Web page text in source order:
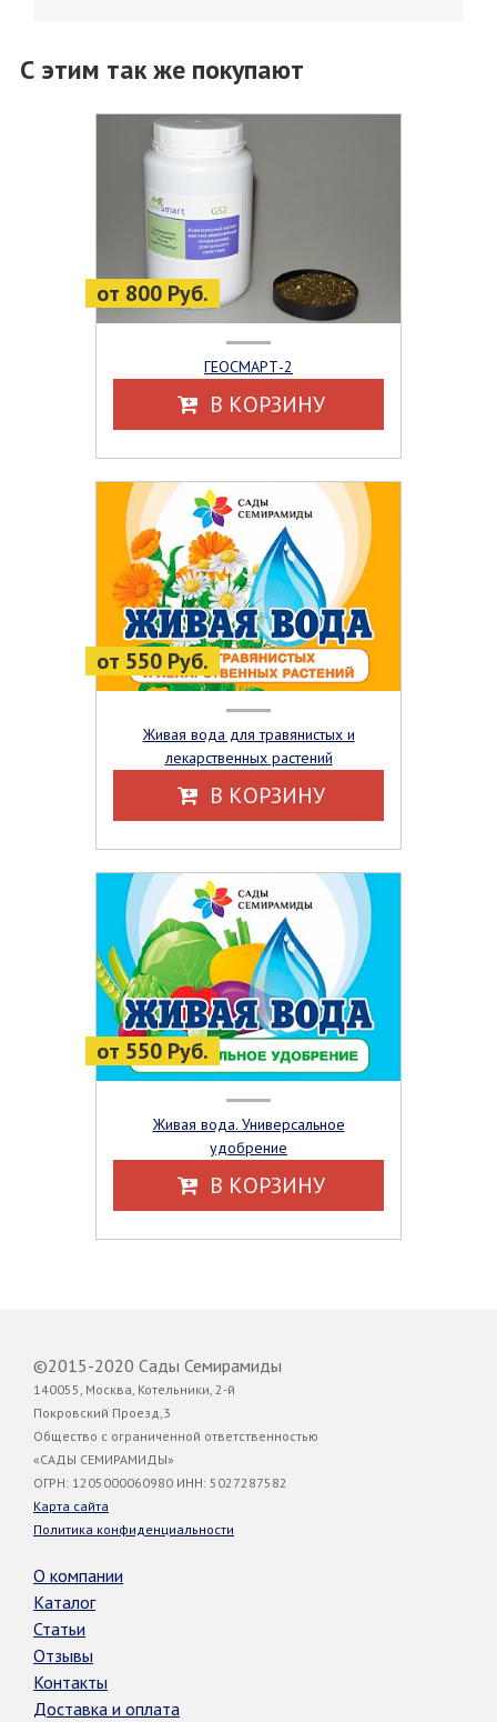
С этим так же покупают
от 800 Руб.
ГЕОСМАРТ-2
В КОРЗИНУ
от 550 Руб.
Живая вода для травянистых и
лекарственных растений
В КОРЗИНУ
от 550 Руб.
Живая вода. Универсальное
удобрение
В КОРЗИНУ
©2015-2020 Сады Семирамиды
140055, Москва, Котельники, 2-й
Покровский Проезд,3
Общество с ограниченной ответственностью
«САДЫ СЕМИРАМИДЫ»
ОГРН: 1205000060980 ИНН: 5027287582
Карта сайта
Политика конфиденциальности
О компании
Каталог
Статьи
Отзывы
Контакты
Доставка и оплата